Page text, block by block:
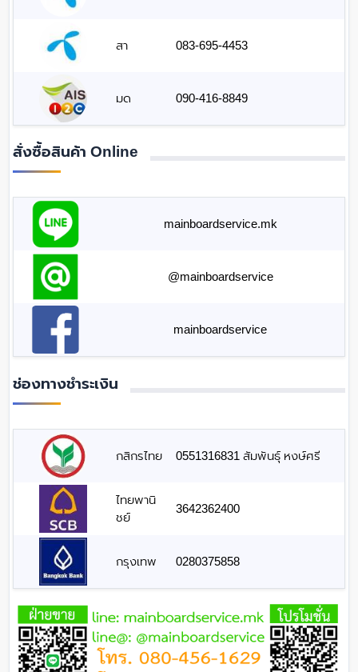
สา 083-695-4453
มด 090-416-8849
สั่งซื้อสินค้า Online
mainboardservice.mk
@mainboardservice
mainboardservice
ช่องทางชำระเงิน
กสิกรไทย 0551316831 สัมพันธุ์ หงษ์ศรี
ไทยพานิ
ชย์
3642362400
กรุงเทพ 0280375858